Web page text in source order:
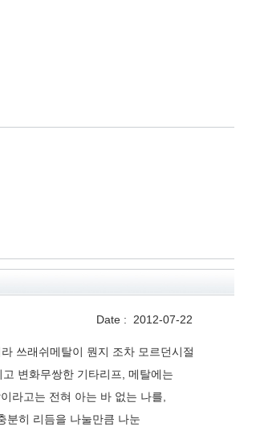
Date : 2012-07-22
쓰래쉬메탈이 뭔지 조차 모르던시절
변화무쌍한 기타리프, 메탈에는
라고는 전혀 아는 바 없는 나를,
분히 리듬을 나눌만큼 나눈